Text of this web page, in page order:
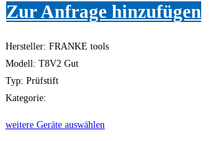
Zur Anfrage hinzufügen
Hersteller: FRANKE tools
Modell: T8V2 Gut
Typ: Prüfstift
Kategorie:
weitere Geräte auswählen